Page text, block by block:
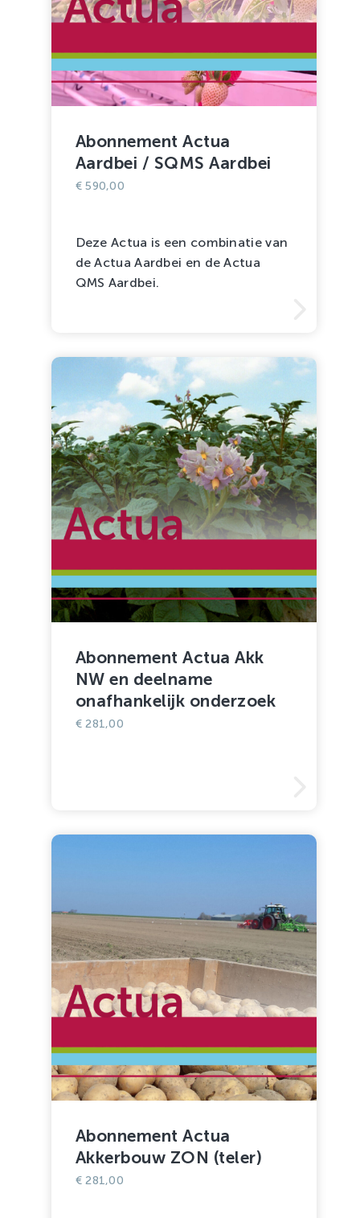
Abonnement Actua
Aardbei / SQMS Aardbei
€590,00
Deze Actua is een combinatie van
de Actua Aardbei en de Actua
QMS Aardbei.
Abonnement Actua Akk
NW en deelname
onafhankelijk onderzoek
€281,00
Abonnement Actua
Akkerbouw ZON (teler)
€281,00